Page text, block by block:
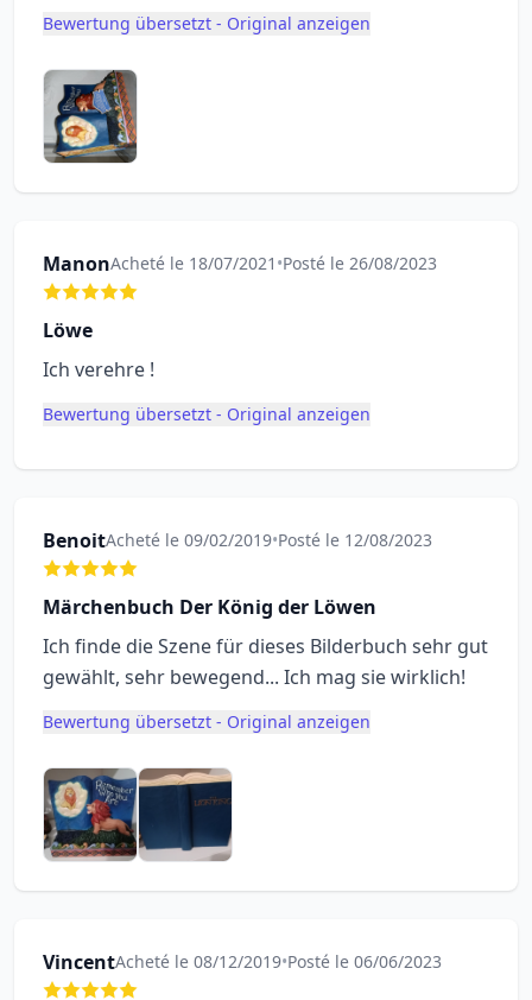
Bewertung übersetzt - Original anzeigen
ManonAcheté le 18/07/2021 •Posté le 26/08/2023
Löwe
Ich verehre !
Bewertung übersetzt - Original anzeigen
BenoitAcheté le 09/02/2019•Posté le 12/08/2023
Märchenbuch Der König der Löwen
Ich finde die Szene für dieses Bilderbuch sehr gut
gewählt, sehr bewegend... Ich mag sie wirklich!
Bewertung übersetzt - Original anzeigen
VincentAcheté le 08/12/2019•Posté le 06/06/2023